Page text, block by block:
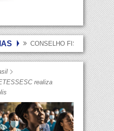
CONSELHO FISCAL DA
realiza